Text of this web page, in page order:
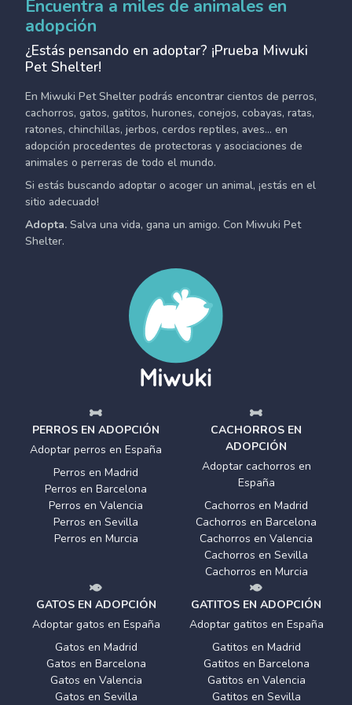
Encuentra a miles de animales en
adopción
¿Estás pensando en adoptar? ¡Prueba Miwuki
Pet Shelter!
En Miwuki Pet Shelter podrás encontrar cientos de perros,
cachorros, gatos, gatitos, hurones, conejos, cobayas, ratas,
ratones, chinchillas, jerbos, cerdos reptiles, aves... en
adopción procedentes de protectoras y asociaciones de
animales o perreras de todo el mundo.
Si estás buscando adoptar o acoger un animal, ¡estás en el
sitio adecuado!
Adopta. Salva una vida, gana un amigo. Con Miwuki Pet
Shelter.
PERROS EN ADOPCIÓN
Adoptar perros en España
Perros en Madrid
Perros en Barcelona
Perros en Valencia
Perros en Sevilla
Perros en Murcia
CACHORROS EN
ADOPCIÓN
Adoptar cachorros en
España
Cachorros en Madrid
Cachorros en Barcelona
Cachorros en Valencia
Cachorros en Sevilla
Cachorros en Murcia
GATOS EN ADOPCIÓN
Adoptar gatos en España
Gatos en Madrid
Gatos en Barcelona
Gatos en Valencia
Gatos en Sevilla
GATITOS EN ADOPCIÓN
Adoptar gatitos en España
Gatitos en Madrid
Gatitos en Barcelona
Gatitos en Valencia
Gatitos en Sevilla